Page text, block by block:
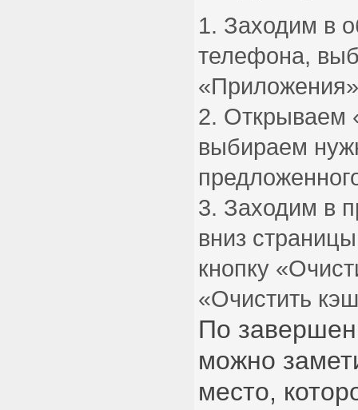
Заходим в
телефона,
Открываем
выбираем
Заходим в
вниз
кнопку
«Очистить
По
можно
место,